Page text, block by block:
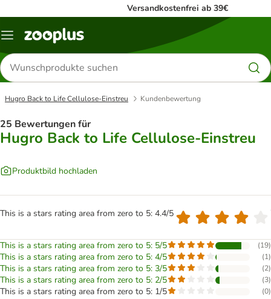
Versandkostenfrei ab 39€
Menü
Produkte
suchen
Hugro Back to Life Cellulose-Einstreu Kundenbewertung
25 Bewertungen für
Hugro Back to Life Cellulose-Einstreu
Produktbild hochladen
This is a stars rating area from zero to 5: 4.4/5
This is a stars rating area from zero to 5: 5/5 (19)
This is a stars rating area from zero to 5: 4/5 (1)
This is a stars rating area from zero to 5: 3/5 (2)
This is a stars rating area from zero to 5: 2/5 (3)
This is a stars rating area from zero to 5: 1/5 (0)